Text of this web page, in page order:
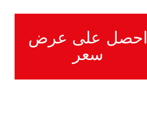
احصل على عرض
سعر